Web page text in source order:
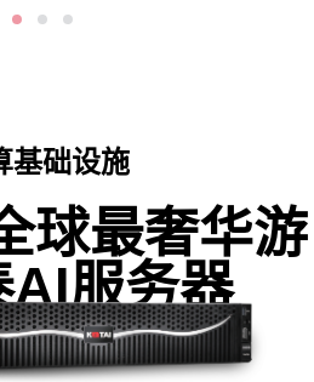
基础设施
球最奢华游
AI服务器